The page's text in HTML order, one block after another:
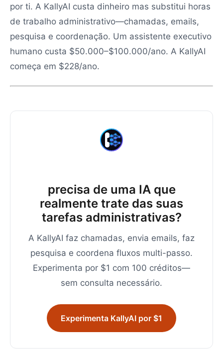
por ti. A KallyAI custa dinheiro mas substitui horas
de trabalho administrativo—chamadas, emails,
pesquisa e coordenação. Um assistente executivo
humano custa $50.000–$100.000/ano. A KallyAI
começa em $228/ano.
precisa de uma IA que
realmente trate das suas
tarefas administrativas?
A KallyAI faz chamadas, envia emails, faz
pesquisa e coordena fluxos multi-passo.
Experimenta por $1 com 100 créditos—
sem consulta necessário.
Experimenta KallyAI por $1